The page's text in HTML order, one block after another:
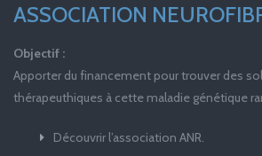
ASSOCIATION
Objectif :
Apporter du financement pour trouver des
thérapeuthiques à cette maladie génétique
Découvrir l’association ANR.